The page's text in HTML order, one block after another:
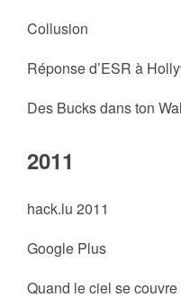
Collusion
Réponse d’ESR à
Des Bucks dans ton
2011
hack.lu 2011
Google Plus
Quand le ciel se couvre